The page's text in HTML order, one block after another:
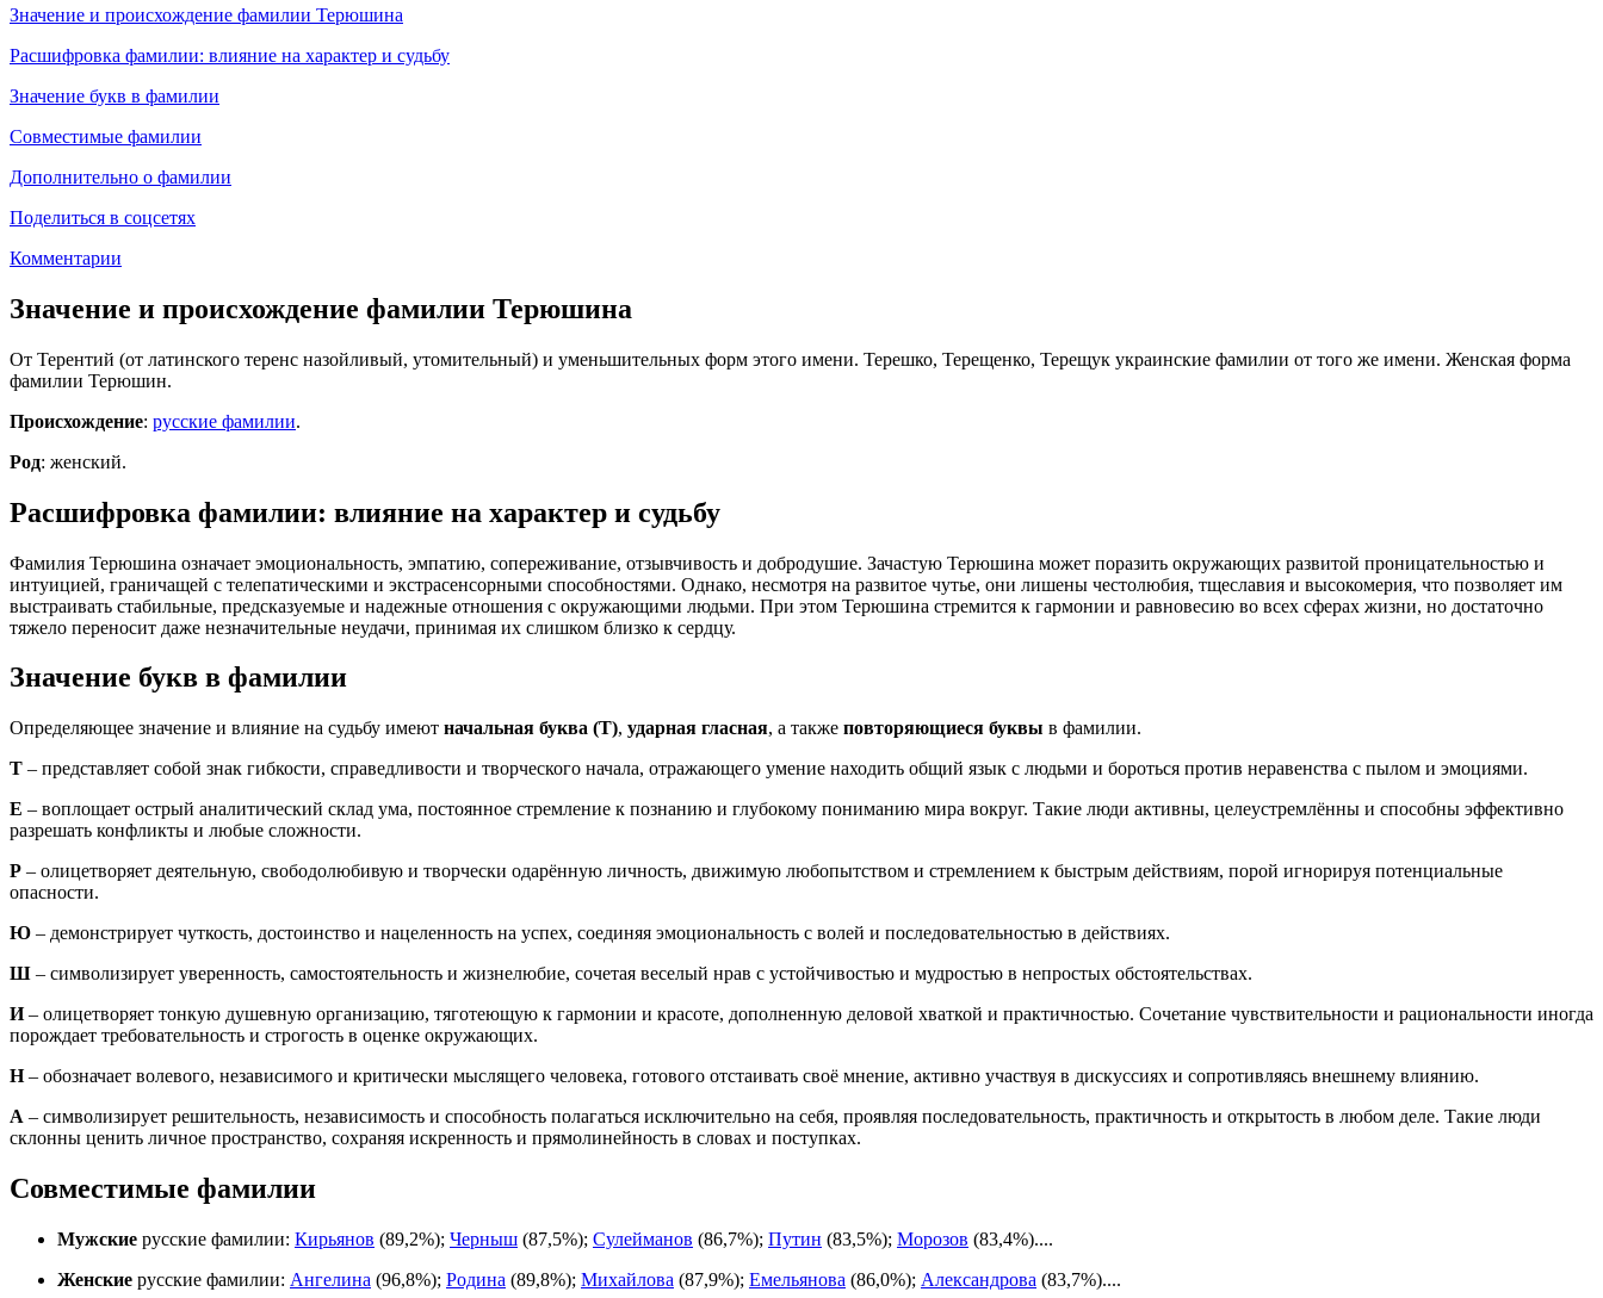
Значение и происхождение фамилии Терюшина
Расшифровка фамилии: влияние на характер и судьбу
Значение букв в фамилии
Совместимые фамилии
Дополнительно о фамилии
Поделиться в соцсетях
Комментарии
Значение и происхождение фамилии Терюшина
От Терентий (от латинского теренс назойливый, утомительный) и уменьшительных форм этого имени. Терешко, Терещенко, Терещук украинские фамилии от того же имени. Женская форма
фамилии Терюшин.
Происхождение: русские фамилии.
Род: женский.
Расшифровка фамилии: влияние на характер и судьбу
Фамилия Терюшина означает эмоциональность, эмпатию, сопереживание, отзывчивость и добродушие. Зачастую Терюшина может поразить окружающих развитой проницательностью и
интуицией, граничащей с телепатическими и экстрасенсорными способностями. Однако, несмотря на развитое чутье, они лишены честолюбия, тщеславия и высокомерия, что позволяет им
выстраивать стабильные, предсказуемые и надежные отношения с окружающими людьми. При этом Терюшина стремится к гармонии и равновесию во всех сферах жизни, но достаточно
тяжело переносит даже незначительные неудачи, принимая их слишком близко к сердцу.
Значение букв в фамилии
Определяющее значение и влияние на судьбу имеют начальная буква (Т), ударная гласная, а также повторяющиеся буквы в фамилии.
Т – представляет собой знак гибкости, справедливости и творческого начала, отражающего умение находить общий язык с людьми и бороться против неравенства с пылом и эмоциями.
Е – воплощает острый аналитический склад ума, постоянное стремление к познанию и глубокому пониманию мира вокруг. Такие люди активны, целеустремлённы и способны эффективно
разрешать конфликты и любые сложности.
Р – олицетворяет деятельную, свободолюбивую и творчески одарённую личность, движимую любопытством и стремлением к быстрым действиям, порой игнорируя потенциальные
опасности.
Ю – демонстрирует чуткость, достоинство и нацеленность на успех, соединяя эмоциональность с волей и последовательностью в действиях.
Ш – символизирует уверенность, самостоятельность и жизнелюбие, сочетая веселый нрав с устойчивостью и мудростью в непростых обстоятельствах.
И– олицетворяет тонкую душевную организацию, тяготеющую к гармонии и красоте, дополненную деловой хваткой и практичностью. Сочетание чувствительности и рациональности иногда
порождает требовательность и строгость в оценке окружающих.
Н– обозначает волевого, независимого и критически мыслящего человека, готового отстаивать своё мнение, активно участвуя в дискуссиях и сопротивляясь внешнему влиянию.
А – символизирует решительность, независимость и способность полагаться исключительно на себя, проявляя последовательность, практичность и открытость в любом деле. Такие люди
склонны ценить личное пространство, сохраняя искренность и прямолинейность в словах и поступках.
Совместимые фамилии
Мужские русские фамилии: Кирьянов (89,2%); Черныш (87,5%); Сулейманов (86,7%); Путин (83,5%); Морозов (83,4%)....
Женские русские фамилии: Ангелина (96,8%); Родина (89,8%); Михайлова (87,9%); Емельянова (86,0%); Александрова (83,7%)....